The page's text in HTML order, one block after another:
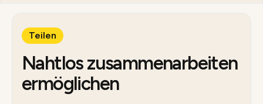
Teilen
Nahtlos zusammenarbeiten
ermöglichen